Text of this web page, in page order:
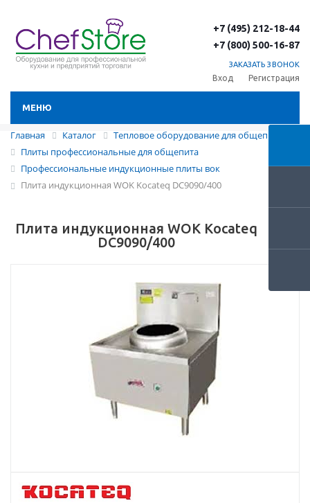
+7 (495) 212-18-44
+7 (800) 500-16-87
ЗАКАЗАТЬ ЗВОНОК
Вход Регистрация
МЕНЮ
Главная Каталог
Тепловое оборудование для общепита
Плиты профессиональные для общепита
Профессиональные индукционные плиты вок
Плита индукционная WOK Kocateq DC9090/400
Плита индукционная WOK Kocateq
DC9090/400